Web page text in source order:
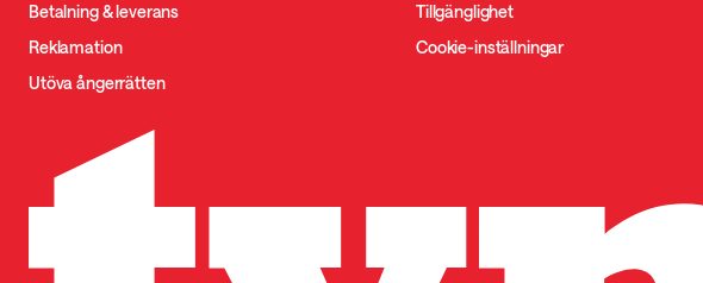
Betalning & leverans
Reklamation
Utöva ångerrätten
Tillgänglighet
Cookie-inställningar